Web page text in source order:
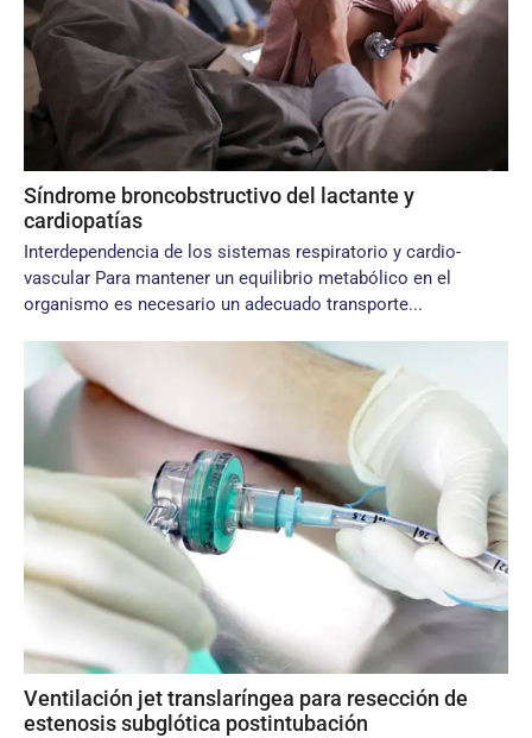
Síndrome broncobstructivo del lactante y
cardiopatías
Interdependencia de los sistemas respiratorio y cardio-
vascular Para mantener un equilibrio metabólico en el
organismo es necesario un adecuado transporte...
Ventilación jet translaríngea para resección de
estenosis subglótica postintubación